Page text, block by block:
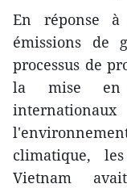
En réponse
émissions de
processus de
la mise en
climatique,
Vietnam